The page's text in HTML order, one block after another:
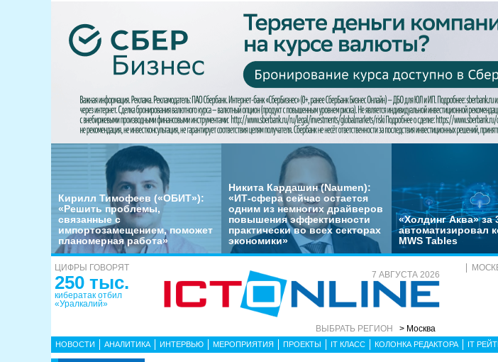
Кирилл Тимофеев («ОБИТ»):
«Решить проблемы,
связанные с
импортозамещением, поможет
планомерная работа»
Никита Кардашин (Naumen):
«ИТ-сфера сейчас остается
одним из немногих драйверов
повышения эффективности
практически во всех секторах
экономики»
«Холдинг Аква» за
автоматизировал
MWS Tables
ЦИФРЫ ГОВОРЯТ
250 тыс.
кибератак отбил
«Уралкалий»
7 АВГУСТА 2026
ВЫБРАТЬ РЕГИОН > Москва
НОВОСТИ АНАЛИТИКА ИНТЕРВЬЮ МЕРОПРИЯТИЯ ПРОЕКТЫ IT КЛАСС КОЛОНКА РЕДАКТОРА IT